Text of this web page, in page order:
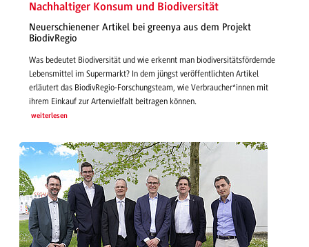
Nachhaltiger Konsum und Biodiversität
Neuerschienener Artikel bei greenya aus dem Projekt
BiodivRegio
Was bedeutet Biodiversität und wie erkennt man biodiversitätsfördernde
Lebensmittel im Supermarkt? In dem jüngst veröffentlichten Artikel
erläutert das BiodivRegio-Forschungsteam, wie Verbraucher*innen mit
ihrem Einkauf zur Artenvielfalt beitragen können.
weiterlesen